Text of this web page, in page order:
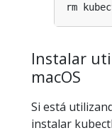
Instalar
macOS
Si está
instalar